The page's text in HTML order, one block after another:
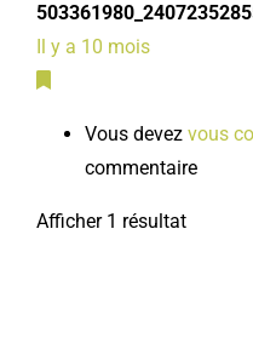
Il y a 10 mois
Vous devez vous
commentaire
Afficher 1 résultat